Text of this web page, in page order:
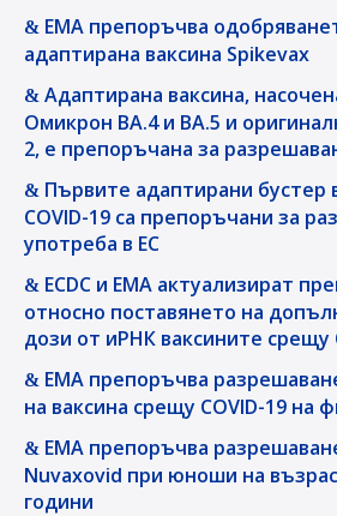
EMA препоръчва
адаптирана ваксина Spikevax
Адаптирана ваксина,
Омикрон BA.4 и BA.5 и
2, е препоръчана за
Първите адаптирани бустер
COVID-19 са препоръчани за
употреба в ЕС
ECDC и EMA актуализират
относно поставянето на
дози от иРНК ваксините срещу
EMA препоръчва
на ваксина срещу COVID-19 на
ЕМА препоръчва
Nuvaxovid при юноши на
години